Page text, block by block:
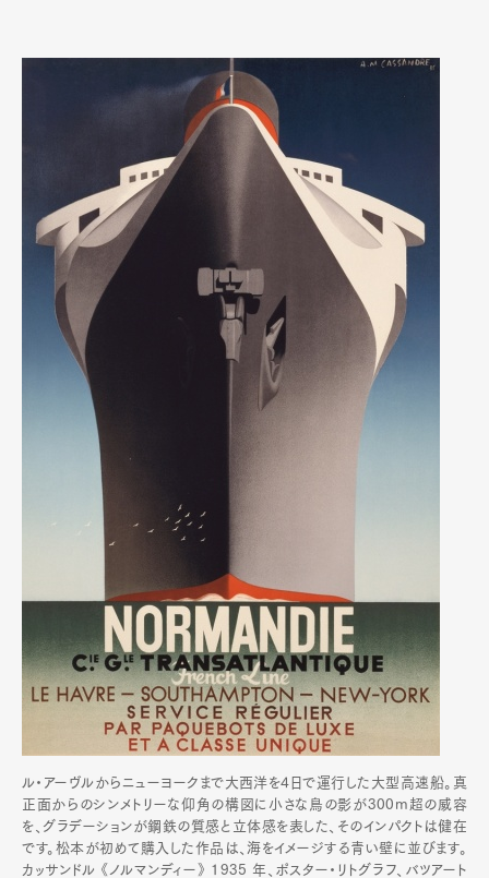
ル・アーヴルからニューヨークまで大西洋を4日で運行した大型高速船。真
正面からのシンメトリーな仰角の構図に小さな鳥の影が300m超の威容
を、グラデーションが鋼鉄の質感と立体感を表した、そのインパクトは健在
です。松本が初めて購入した作品は、海をイメージする青い壁に並びます。
カッサンドル 《ノルマンディー》 1935 年、ポスター・リトグラフ、バツアート